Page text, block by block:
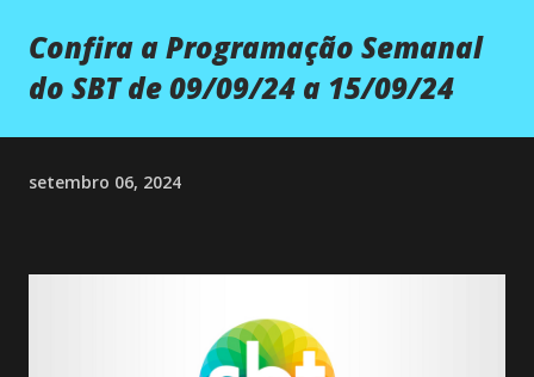
Confira a Programação Semanal
do SBT de 09/09/24 a 15/09/24
setembro 06, 2024